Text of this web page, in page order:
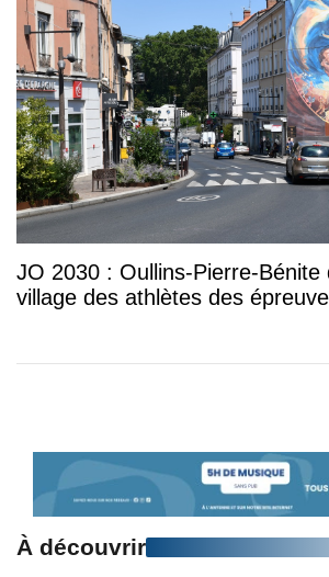
JO 2030 : Oullins-Pierre-Bénite
village des athlètes des
À découvrir